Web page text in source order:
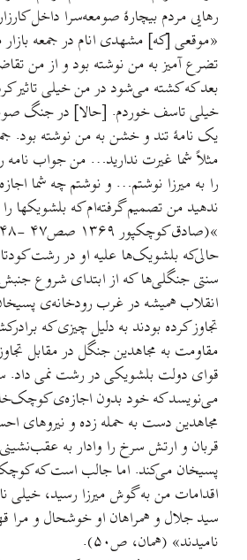
رهایی مردم بیچارۀ صومعه‌سرا داخل
«موقعی [که] مشهدی انام در جمعه
تضرع آمیز به من نوشته بود و از من
بعد که کشته می‌شود در من خیلی تاثیر
خیلی تاسف خوردم. [حالا] در جنگ
یک نامۀ تند و خشن به من نوشته بود.
مثلاً شما غیرت ندارید… من جواب نامه
را به میرزا نوشتم… و نوشتم چه شما
ندهید من تصمیم گرفته‌ام که بلشویکها را
حالی‌که بلشویک‌ها علیه او در رشت
سنتی جنگلی‌ها که از ابتدای شروع
انقلاب همیشه در غرب رودخانه‌ی
تجاوز کرده بودند به دلیل چیزی که
مقاومت به مجاهدین جنگل در مقابل
قوای دولت بلشویکی در رشت نمی داد.
می‌نویسد که خود بدون اجازه‌ی
مجاهدین دست به حمله زده و نیروهای
قربان و ارتش سرخ را وادار به
پسیخان می‌کند. اما جالب است که
اقدامات من به گوش میرزا رسید، خیلی
سید جلال و همراهان او خوشحال و مرا
نامیدند» (همان، ص۵۰).